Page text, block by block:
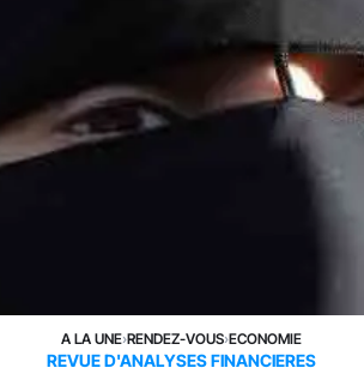
A LA UNE›RENDEZ-VOUS›ECONOMIE
REVUE D'ANALYSES FINANCIERES